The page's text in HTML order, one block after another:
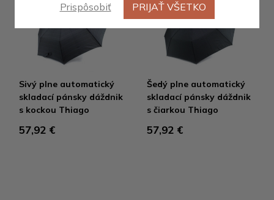
Sivý plne automatický
skladací pánsky dáždnik
s kockou Thiago
57,92 €
Šedý plne automatický
skladací pánsky dáždnik
s čiarkou Thiago
57,92 €
Prispôsobiť PRIJAŤ VŠETKO